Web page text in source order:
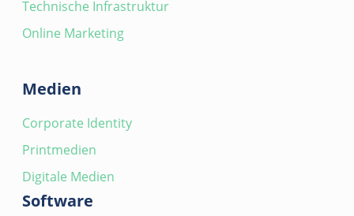
Technische Infrastruktur
Online Marketing
Medien
Corporate Identity
Printmedien
Digitale Medien
Software